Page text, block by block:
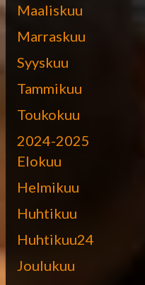
Maaliskuu
Marraskuu
Syyskuu
Tammikuu
Toukokuu
2024-2025
Elokuu
Helmikuu
Huhtikuu
Huhtikuu24
Joulukuu